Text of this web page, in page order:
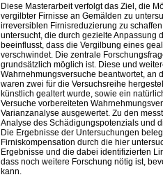
Diese Masterarbeit verfolgt das Ziel, die
vergilbter Firnisse an Gemälden zu
irreversiblen Firnisreduzierung zu
untersucht, die durch gezielte
beeinflusst, dass die Vergilbung eines
verschwindet. Die zentrale
grundsätzlich möglich ist. Diese und
Wahrnehmungsversuche beantwortet, an
waren zwei für die Versuchsreihe
künstlich gealtert wurde, sowie ein
Versuche vorbereiteten
Varianzanalyse ausgewertet. Zu den
Analyse des Schädigungspotenzials und
Die Ergebnisse der Untersuchungen
Firniskompensation durch die hier
Ergebnisse und die dabei identifizierten
dass noch weitere Forschung nötig ist,
kann.